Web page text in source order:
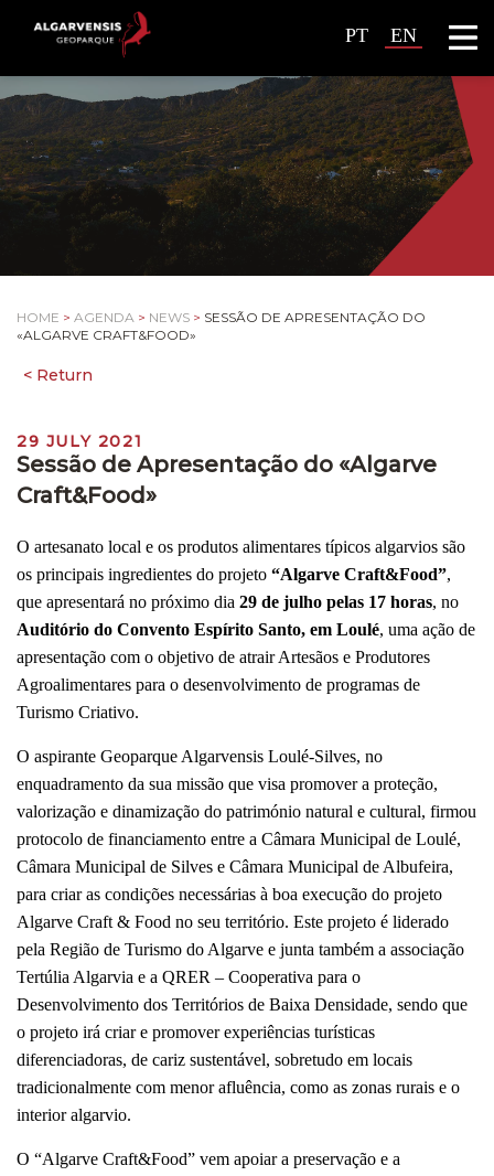
PT EN
HOME > AGENDA > NEWS > SESSÃO DE APRESENTAÇÃO DO
«ALGARVE CRAFT&FOOD»
29 JULY 2021
Sessão de Apresentação do «Algarve
Craft&Food»
O artesanato local e os produtos alimentares típicos algarvios são
os principais ingredientes do projeto “Algarve Craft&Food”,
que apresentará no próximo dia 29 de julho pelas 17 horas, no
Auditório do Convento Espírito Santo, em Loulé, uma ação de
apresentação com o objetivo de atrair Artesãos e Produtores
Agroalimentares para o desenvolvimento de programas de
Turismo Criativo.
O aspirante Geoparque Algarvensis Loulé-Silves, no
enquadramento da sua missão que visa promover a proteção,
valorização e dinamização do património natural e cultural, firmou
protocolo de financiamento entre a Câmara Municipal de Loulé,
Câmara Municipal de Silves e Câmara Municipal de Albufeira,
para criar as condições necessárias à boa execução do projeto
Algarve Craft & Food no seu território. Este projeto é liderado
pela Região de Turismo do Algarve e junta também a associação
Tertúlia Algarvia e a QRER – Cooperativa para o
Desenvolvimento dos Territórios de Baixa Densidade, sendo que
o projeto irá criar e promover experiências turísticas
diferenciadoras, de cariz sustentável, sobretudo em locais
tradicionalmente com menor afluência, como as zonas rurais e o
interior algarvio.
O “Algarve Craft&Food” vem apoiar a preservação e a